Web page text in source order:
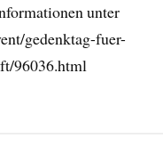
unter
gedenktag-fuer-
96036.html